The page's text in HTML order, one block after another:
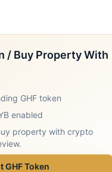
/ Buy Property With
GHF token
enabled
property with crypto
GHF Token